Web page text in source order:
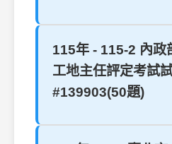
115年 - 115-2 內政
工地主任評定考試
#139903(50題)